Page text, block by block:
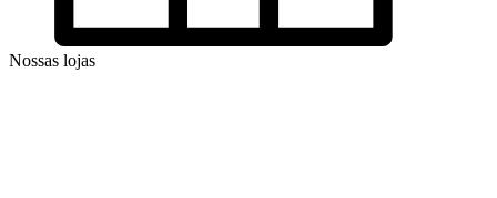
Nossas lojas